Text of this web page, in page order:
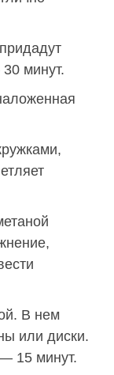
минут.
В нем
или диски.
15 минут.